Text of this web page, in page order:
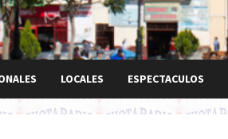
LOCALES ESPECTACULOS